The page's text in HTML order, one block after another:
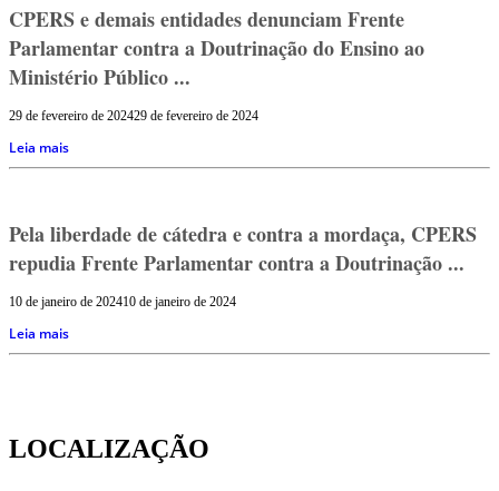
CPERS e demais entidades denunciam Frente
Parlamentar contra a Doutrinação do Ensino ao
Ministério Público ...
29 de fevereiro de 202429 de fevereiro de 2024
Leia mais
Pela liberdade de cátedra e contra a mordaça, CPERS
repudia Frente Parlamentar contra a Doutrinação ...
10 de janeiro de 202410 de janeiro de 2024
Leia mais
LOCALIZAÇÃO